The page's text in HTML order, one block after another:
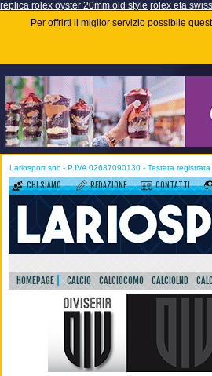
replica rolex oyster 20mm old style rolex eta swiss
Per offrirti il miglior servizio possibile
Lariosport snc - P.IVA 02687090130 - Testata
CHI SIAMO REDAZIONE CONTATTI
HOMEPAGE CALCIO CALCIOCOMO CALCIOLND